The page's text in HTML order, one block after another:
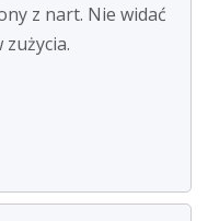
z nart. Nie widać